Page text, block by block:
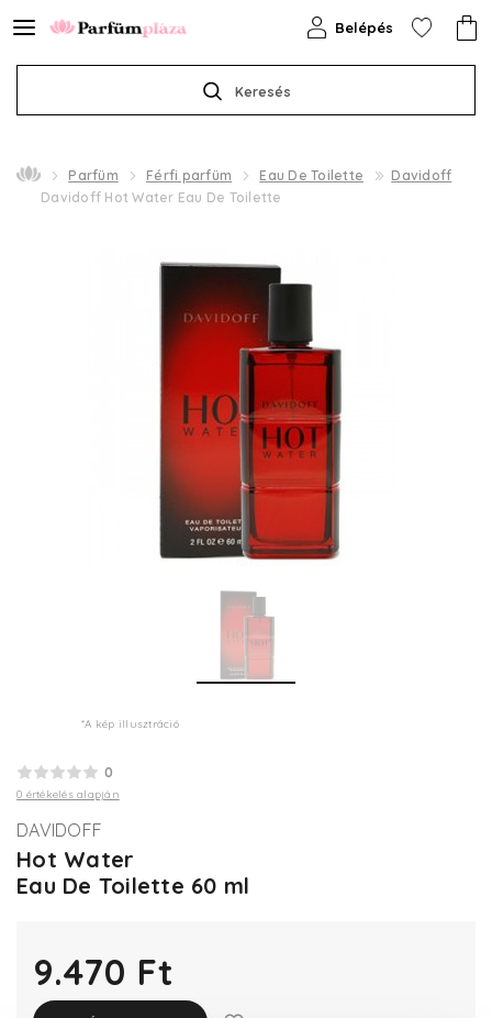
Keresés
Belépés
Parfüm Férfi parfüm Eau De Toilette
Davidoff
Davidoff Hot Water Eau De Toilette
*A kép illusztráció
0
0 értékelés alapján
DAVIDOFF
Hot Water
Eau De Toilette 60 ml
9.470 Ft